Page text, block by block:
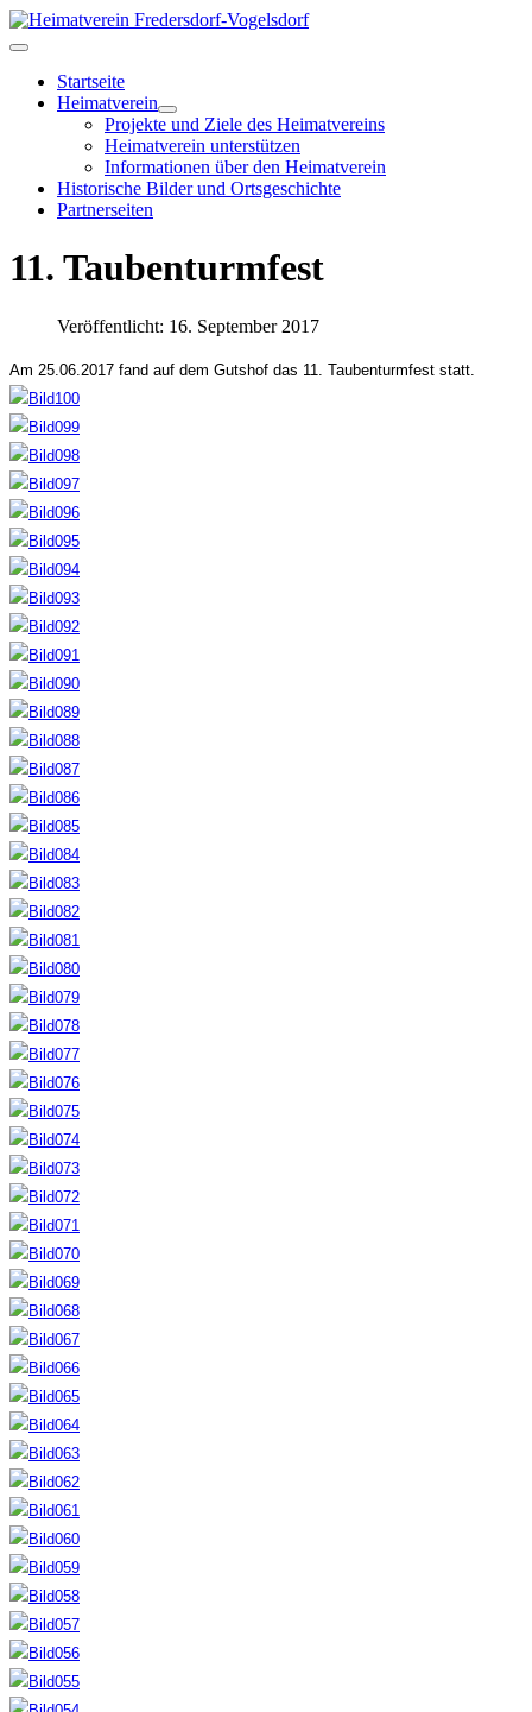
Startseite
Heimatverein
Projekte und Ziele des Heimatvereins
Heimatverein unterstützen
Informationen über den Heimatverein
Historische Bilder und Ortsgeschichte
Partnerseiten
11. Taubenturmfest
Veröffentlicht: 16. September 2017
Am 25.06.2017 fand auf dem Gutshof das 11. Taubenturmfest statt.